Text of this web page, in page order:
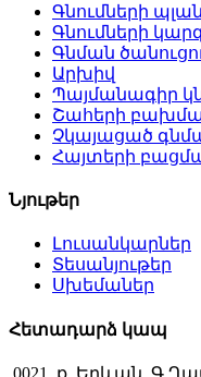
Գնումների պլան
Գնումների
Գնման
Արխիվ
Պայմանագիր
Շահերի
Չկայացած
Հայտերի
Նյութեր
Լուսանկարներ
Տեսանյութեր
Սխեմաներ
Հետադարձ կապ
0021, ք. Երևան,